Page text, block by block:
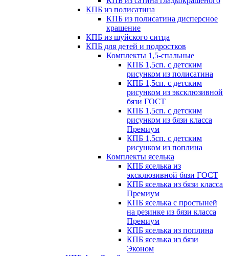
КПБ из полисатина
КПБ из полисатина дисперсное
крашение
КПБ из шуйского ситца
КПБ для детей и подростков
Комплекты 1,5-спальные
КПБ 1,5сп. с детским
рисунком из полисатина
КПБ 1,5сп. с детским
рисунком из эксклюзивной
бязи ГОСТ
КПБ 1,5сп. с детским
рисунком из бязи класса
Премиум
КПБ 1,5сп. с детским
рисунком из поплина
Комплекты яселька
КПБ яселька из
эксклюзивной бязи ГОСТ
КПБ яселька из бязи класса
Премиум
КПБ яселька с простыней
на резинке из бязи класса
Премиум
КПБ яселька из поплина
КПБ яселька из бязи
Эконом